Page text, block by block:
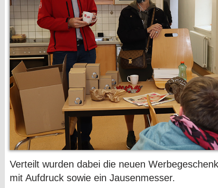
Verteilt wurden dabei die neuen
mit Aufdruck sowie ein Jausenmesser.